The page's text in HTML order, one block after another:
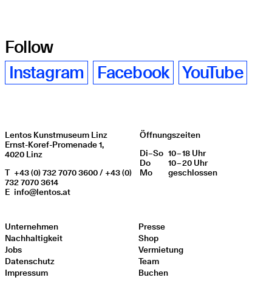
Follow
Instagram
Facebook YouTube
Lentos Kunstmuseum Linz
Ernst-Koref-Promenade 1,
4020 Linz
T +43 (0) 732 7070 3600 / +43 (0)
732 7070 3614
E info@lentos.at
Öffnungszeiten
WochentagÖffnungszeiten
Di–So 10 – 18 Uhr
Do
10 – 20 Uhr
Mo
geschlos­sen
Unternehmen
Nachhaltigkeit
Jobs
Datenschutz
Impressum
Presse
Shop
Vermietung
Team
Buchen